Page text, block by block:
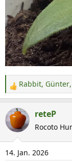
R
e
a
k
t
i
o
Rabbit, Günter,
reteP
Rocoto
14. Jan. 2026